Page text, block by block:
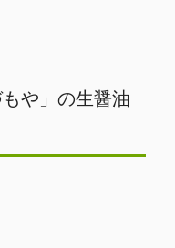
や」の生醤油